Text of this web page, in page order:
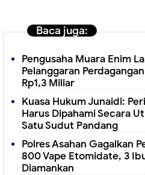
Baca juga:
Pengusaha Muara Enim
Pelanggaran
Rp1,3 Miliar
Kuasa Hukum Junaidi:
Harus Dipahami Secara
Satu Sudut Pandang
Polres Asahan Gagalkan
800 Vape Etomidate, 3
Diamankan